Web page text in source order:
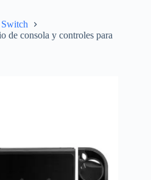
de consola y controles para